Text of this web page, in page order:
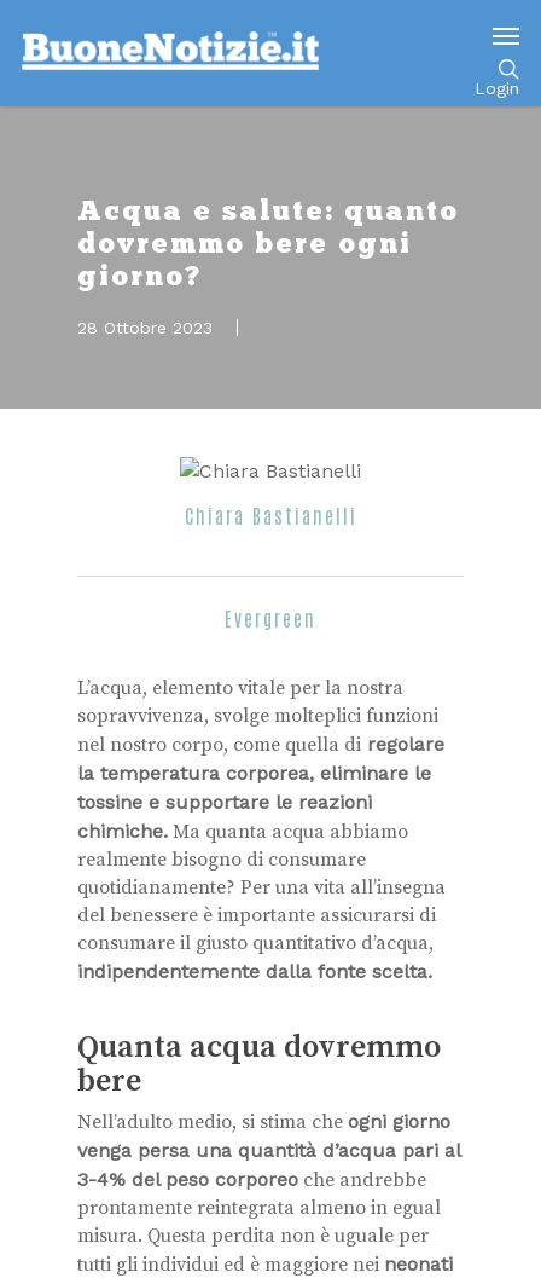
Login
Acqua e salute: quanto
dovremmo bere ogni
giorno?
28 Ottobre 2023
Chiara Bastianelli
Evergreen
L’acqua, elemento vitale per la nostra
sopravvivenza, svolge molteplici funzioni
nel nostro corpo, come quella di regolare
la temperatura corporea, eliminare le
tossine e supportare le reazioni
chimiche. Ma quanta acqua abbiamo
realmente bisogno di consumare
quotidianamente? Per una vita all’insegna
del benessere è importante assicurarsi di
consumare il giusto quantitativo d’acqua,
indipendentemente dalla fonte scelta.
Quanta acqua dovremmo
bere
Nell’adulto medio, si stima che ogni giorno
venga persa una quantità d’acqua pari al
3-4% del peso corporeo che andrebbe
prontamente reintegrata almeno in egual
misura. Questa perdita non è uguale per
tutti gli individui ed è maggiore nei neonati
Go to mobile version